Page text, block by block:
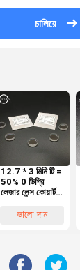
চালিয়ে
12.7 * 3 মিমি টি =
50% 0 ডিগ্রি
লেজার লেন্স কোয়ার্টজ
লেজার মেশিনের জন্য
ভালো দাম